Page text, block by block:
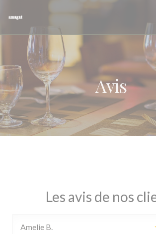
Avis
Les avis de nos
Amelie B